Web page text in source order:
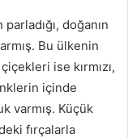
doğanın
Bu ülkenin
ise kırmızı,
içinde
varmış. Küçük
fırçalarla